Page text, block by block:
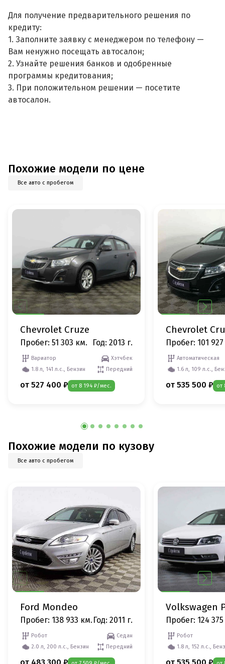
Для получение предварительного решения по
кредиту:
1. Заполните заявку с менеджером по телефону —
Вам ненужно посещать автосалон;
2. Узнайте решения банков и одобренные
программы кредитования;
3. При положительном решении — посетите
автосалон.
Похожие модели по цене
Все авто с пробегом
Chevrolet Cruze
Пробег: 51 303 км. Год: 2013 г.
Вариатор
Хэтчбек
1.8 л, 141 л.с., Бензин
Передний
от 527 400 ₽ от 8 194 ₽/мес.
Chevrolet
Пробег: 101
Автоматическая
1.6 л, 109 л.с.,
от 535 500 ₽ от
Похожие модели по кузову
Все авто с пробегом
Ford Mondeo
Пробег: 138 933 км. Год: 2011 г.
Робот
Седан
2.0 л, 200 л.с., Бензин
Передний
Volkswagen
Пробег: 124
Робот
1.8 л, 152 л.с.,